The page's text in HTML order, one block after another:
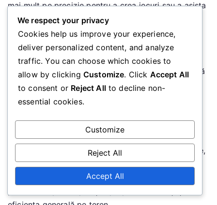
mai mult pe precizie pentru a crea jocuri sau a asista
colegii de echipă.
Apărătorii, deși mai puțin frecvent în poziții de șut,
pot utiliza șuturi puternice în timpul loviturilor fixe
sau când degajează mingea. Stilul lor de șut tinde să
fie mai puțin rafinat, punând accent pe distanță în
detrimentul preciziei.
Înțelegerea acestor dinamici poziționale poate ajuta
jucătorii să-și rafineze tehnicilede șut. De exemplu,
un atacant ar putea exersa șuturi rapide și puternice,
în timp ce un mijlocaș ar putea lucra la plasarea
mingii în colțurile porții. Adaptarea stilurilor de șut
We respect your privacy
Cookies help us improve your experience,
deliver personalized content, and analyze
traffic. You can choose which cookies to
allow by clicking Customize. Click Accept All
to consent or Reject Allto decline non-
essential cookies.
Customize
Reject All
Accept All